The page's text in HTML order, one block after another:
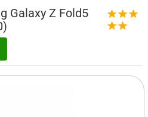
Galaxy Z Fold5